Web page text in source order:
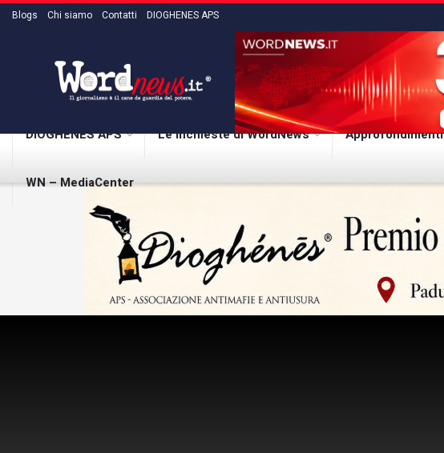
Blogs Chi siamo Contatti DIOGHENES APS
DIOGHENES APS Le inchieste di WordNews Approfondimenti
WN – MediaCenter